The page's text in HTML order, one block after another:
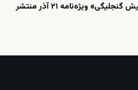
شماره پنجم نشریه «دیرنیش گنجلیگی» ویژه‌نامه ۲۱ آذر منتشر